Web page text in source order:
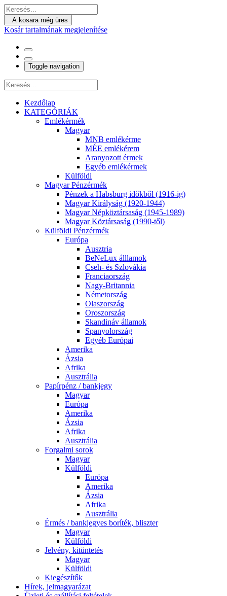
A kosara még üres
Kosár tartalmának megjelenítése
Toggle navigation
Kezdőlap
KATEGÓRIÁK
Emlékérmék
Magyar
MNB emlékérme
MÉE emlékérem
Aranyozott érmek
Egyéb emlékérmek
Külföldi
Magyar Pénzérmék
Pénzek a Habsburg időkből (1916-ig)
Magyar Királyság (1920-1944)
Magyar Népköztársaság (1945-1989)
Magyar Köztársaság (1990-től)
Külföldi Pénzérmék
Európa
Ausztria
BeNeLux álllamok
Cseh- és Szlovákia
Franciaország
Nagy-Britannia
Németország
Olaszország
Oroszország
Skandináv államok
Spanyolország
Egyéb Európai
Amerika
Ázsia
Afrika
Ausztrália
Papírpénz / bankjegy
Magyar
Európa
Amerika
Ázsia
Afrika
Ausztrália
Forgalmi sorok
Magyar
Külföldi
Európa
Amerika
Ázsia
Afrika
Ausztrália
Érmés / bankjegyes boríték, bliszter
Magyar
Külföldi
Jelvény, kitüntetés
Magyar
Külföldi
Kiegészítők
Hírek, jelmagyarázat